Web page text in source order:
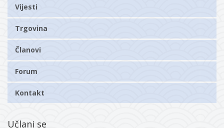
Vijesti
Trgovina
Članovi
Forum
Kontakt
Učlani se